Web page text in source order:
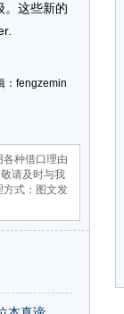
这些新的
：fengzemin
种借口理由
请及时与我
方式：图文发